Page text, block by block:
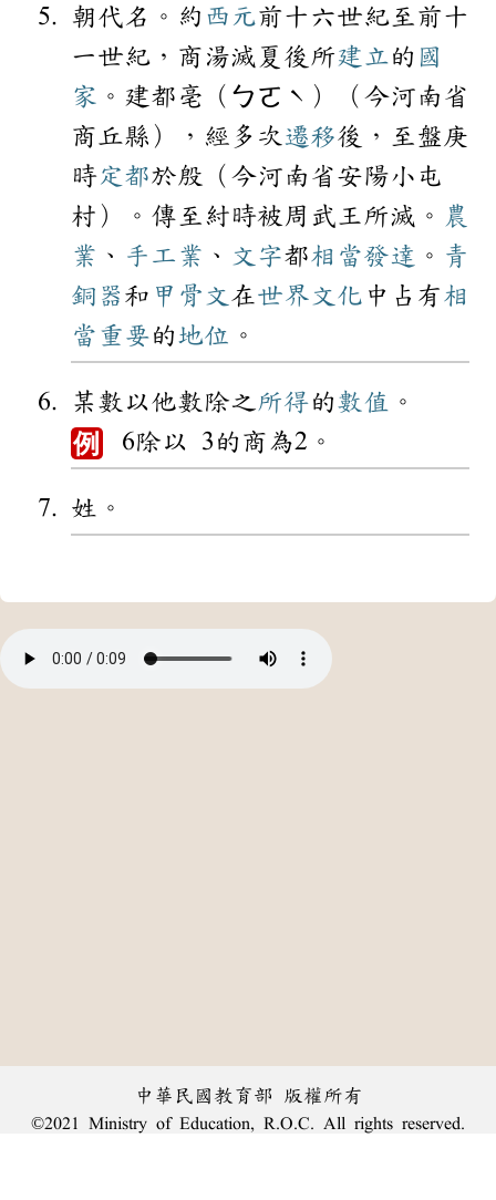
朝代名。約 西元前十六世紀至前十
一世紀，商湯滅夏後所建立的 國
家 。建都亳（ㄅㄛˋ）（今河南省
商丘縣），經多次 遷移後，至盤庚
時定都於殷（今河南省安陽小屯
村）。傳至紂時被周武王所滅。 農
業 、 手工業 、 文字都相當發達 。 青
銅器 和 甲骨文 在 世界 文化 中占有相
當 重要的地位 。
某數以他數除之 所得的數值 。
例 6除以 3的商為2。
姓。
中華民國教育部 版權所有
©2021 Ministry of Education, R.O.C. All rights reserved.